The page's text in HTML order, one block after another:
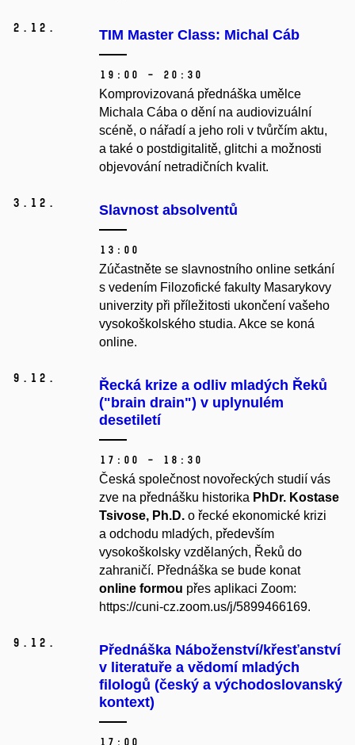
2. 12. TIM Master Class: Michal Cáb
19:00 – 20:30
Komprovizovaná přednáška umělce
Michala Cába o dění na audiovizuální
scéně, o nářadí a jeho roli v tvůrčím aktu,
a také o postdigitalitě, glitchi a možnosti
objevování netradičních kvalit.
3. 12. Slavnost absolventů
13:00
Zúčastněte se slavnostního online setkání
s vedením Filozofické fakulty Masarykovy
univerzity při příležitosti ukončení vašeho
vysokoškolského studia. Akce se koná
online.
9. 12.
Řecká krize a odliv mladých Řeků
("brain drain") v uplynulém
desetiletí
17:00 – 18:30
Česká společnost novořeckých studií vás
zve na přednášku historika PhDr. Kostase
Tsivose, Ph.D. o řecké ekonomické krizi
a odchodu mladých, především
vysokoškolsky vzdělaných, Řeků do
zahraničí. Přednáška se bude konat
online formou přes aplikaci Zoom:
https://cuni-cz.zoom.us/j/5899466169.
9. 12.
Přednáška Náboženství/křesťanství
v literatuře a vědomí mladých
filologů (český a východoslovanský
kontext)